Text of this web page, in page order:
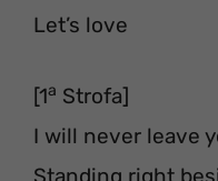
Let’s love
[1a Strofa]
I will never leave